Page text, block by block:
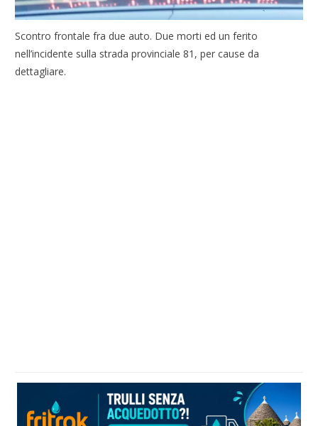
Scontro frontale fra due auto. Due morti ed un ferito
nell’incidente sulla strada provinciale 81, per cause da
dettagliare.